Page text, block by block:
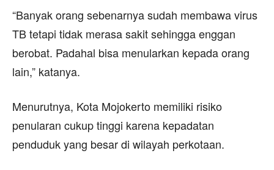
“Banyak orang sebenarnya sudah membawa virus
TB tetapi tidak merasa sakit sehingga enggan
berobat. Padahal bisa menularkan kepada orang
lain,” katanya.
Menurutnya, Kota Mojokerto memiliki risiko
penularan cukup tinggi karena kepadatan
penduduk yang besar di wilayah perkotaan.